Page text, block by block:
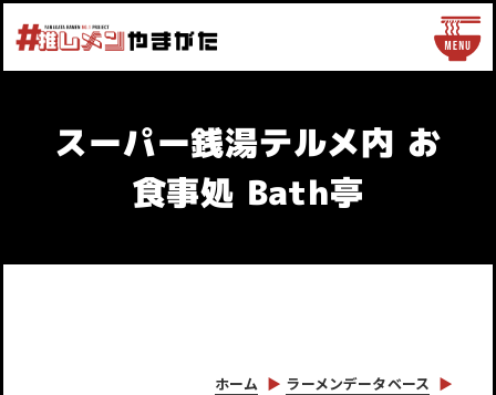
スーパー銭湯テルメ内 お
食事処 Bath亭
ホーム
ラーメンデータベース